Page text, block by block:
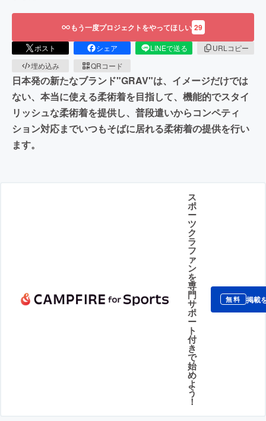
もう一度プロジェクトをやってほしい 29
ポスト シェア LINEで送る
URLコピー
埋め込み
QRコード
日本発の新たなブランド"GRAV"は、イメージだけでは
ない、本当に使える柔術着を目指して、機能的でスタイ
リッシュな柔術着を提供し、普段遣いからコンペティ
ション対応までいつもそばに居れる柔術着の提供を行い
ます。
ス
ポ
ー
ツ
ク
ラ
フ
ァ
ン
を
専
門
サ
ポ
ー
ト
付
き
で
始
め
よ
う
！
無料 掲載